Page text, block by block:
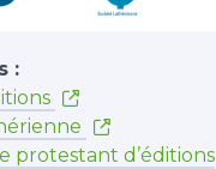
:
protestant d’éditions